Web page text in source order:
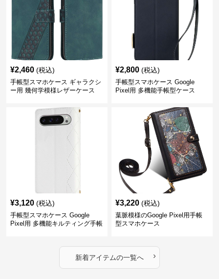
¥2,460 (税込)
手帳型スマホケース ギャラクシ
ー用 幾何学模様レザーケース
¥2,800 (税込)
手帳型スマホケース Google
Pixel用 多機能手帳型ケース
¥3,120 (税込)
手帳型スマホケース Google
Pixel用 多機能キルティング手帳
¥3,220 (税込)
葉脈模様のGoogle Pixel用手帳
型スマホケース
新着アイテムの一覧へ ›